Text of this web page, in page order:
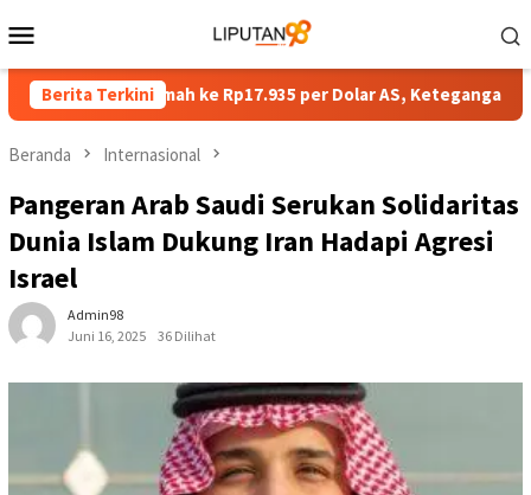
ke
Mobile
Berita Terkini
Dibuka Melemah ke Rp17.935 per Dolar AS, Ketegangan Timur
Beranda Internasional
Pangeran Arab Saudi Serukan Solidaritas
Dunia Islam Dukung Iran Hadapi Agresi
Israel
Admin98
Juni 16, 2025
36 Dilihat